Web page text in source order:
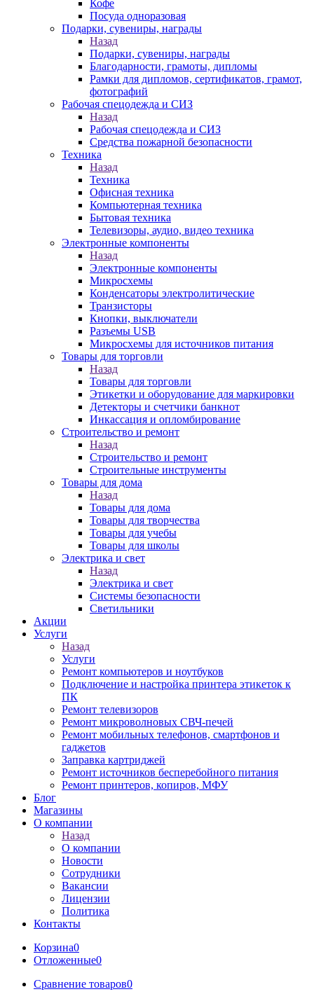
Кофе
Посуда одноразовая
Подарки, сувениры, награды
Назад
Подарки, сувениры, награды
Благодарности, грамоты, дипломы
Рамки для дипломов, сертификатов, грамот,
фотографий
Рабочая спецодежда и СИЗ
Назад
Рабочая спецодежда и СИЗ
Средства пожарной безопасности
Техника
Назад
Техника
Офисная техника
Компьютерная техника
Бытовая техника
Телевизоры, аудио, видео техника
Электронные компоненты
Назад
Электронные компоненты
Микросхемы
Конденсаторы электролитические
Транзисторы
Кнопки, выключатели
Разъемы USB
Микросхемы для источников питания
Товары для торговли
Назад
Товары для торговли
Этикетки и оборудование для маркировки
Детекторы и счетчики банкнот
Инкассация и опломбирование
Строительство и ремонт
Назад
Строительство и ремонт
Строительные инструменты
Товары для дома
Назад
Товары для дома
Товары для творчества
Товары для учебы
Товары для школы
Электрика и свет
Назад
Электрика и свет
Системы безопасности
Светильники
Акции
Услуги
Назад
Услуги
Ремонт компьютеров и ноутбуков
Подключение и настройка принтера этикеток к
ПК
Ремонт телевизоров
Ремонт микроволновых СВЧ-печей
Ремонт мобильных телефонов, смартфонов и
гаджетов
Заправка картриджей
Ремонт источников бесперебойного питания
Ремонт принтеров, копиров, МФУ
Блог
Магазины
О компании
Назад
О компании
Новости
Сотрудники
Вакансии
Лицензии
Политика
Контакты
Корзина0
Отложенные0
Сравнение товаров0